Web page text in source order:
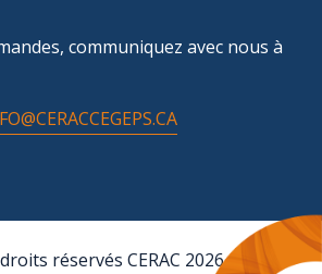
communiquez avec nous à
réservés CERAC 2026